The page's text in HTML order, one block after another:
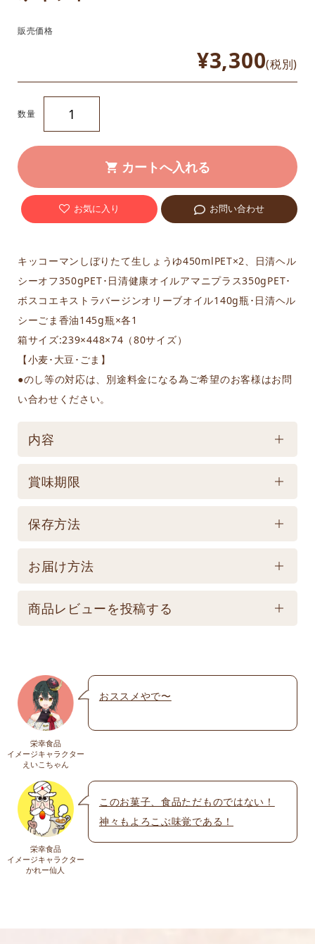
キッコーマンしぼりたて生しょうゆ450mlPET×2、日清ヘル
シーオフ350gPET･日清健康オイルアマニプラス350gPET･
ボスコエキストラバージンオリーブオイル140g瓶･日清ヘル
シーごま香油145g瓶×各1
箱サイズ:239×448×74（80サイズ）
【小麦･大豆･ごま】
●のし等の対応は、別途料金になる為ご希望のお客様はお問
い合わせください。
販売価格
¥3,300(税別)
数量
お気に入り お問い合わせ
内容
ケース／入数
賞味期限
賞味期限
お届け商品とは異なります。】
保存方法
保存方法
保存は避けてください。
お届け方法
配送方法
発送となります。 ☆画像はイメージとなり変更にな
る為現物を優先してください。 ※人気商品の為、急
遽完売になります。ご容赦下さい。
送料
商品レビューを投稿する
名前 ※
メール※
上に表示された文字を入力してください。
栄幸食品
イメージキャラクター
えいこちゃん
おススメやで〜
栄幸食品
イメージキャラクター
かれー仙人
このお菓子、食品ただものではない！
神々もよろこぶ味覚である！